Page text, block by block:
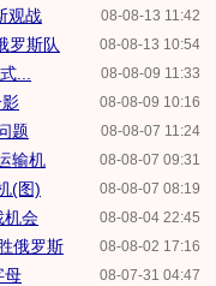
08-08-13 11:42
观战
08-08-13 10:54
罗斯队
08-08-09 11:33
...
08-08-09 10:16
08-08-07 11:24
题
08-08-07 09:31
输机
08-08-07 08:19
(图)
08-08-04 22:45
机会
08-08-02 17:16
俄罗斯
08-07-31 04:47
母